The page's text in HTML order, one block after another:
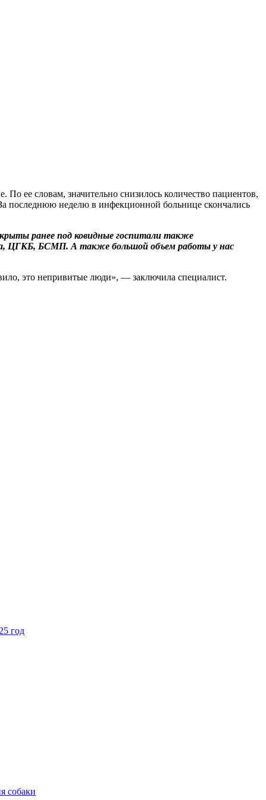
ее словам, значительно снизилось количество пациентов,
последнюю неделю в инфекционной больнице скончались
ранее под ковидные госпитали также
ЦГКБ, БСМП. А также большой объем работы у нас
это непривитые люди», — заключила специалист.
год
собаки